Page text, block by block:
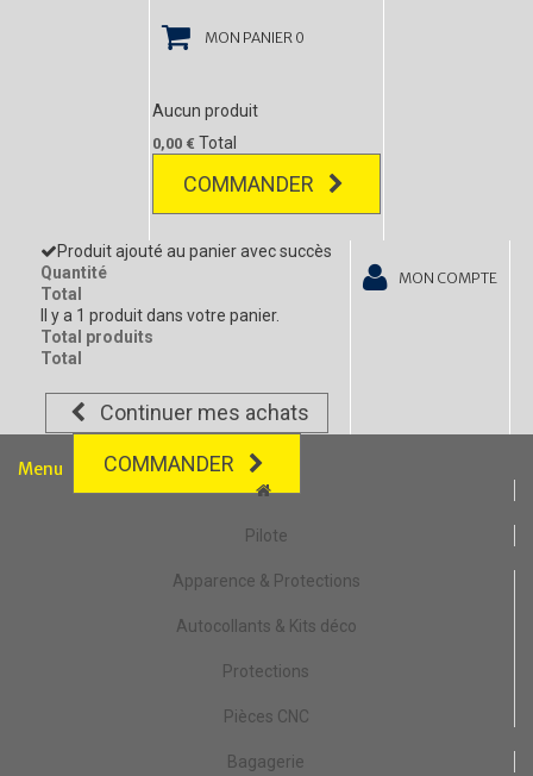
MON PANIER 0
Aucun produit
0,00 € Total
COMMANDER
Produit ajouté au panier avec succès
Quantité
Total
Il y a 1 produit dans votre panier.
Total produits
Total
Continuer mes achats
COMMANDER
MON COMPTE
Menu
Pilote
Apparence & Protections
Autocollants & Kits déco
Protections
Pièces CNC
Bagagerie